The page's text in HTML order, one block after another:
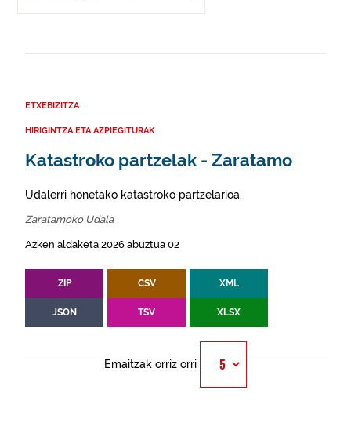
ETXEBIZITZA
HIRIGINTZA ETA AZPIEGITURAK
Katastroko partzelak - Zaratamo
Udalerri honetako katastroko partzelarioa.
Zaratamoko Udala
Azken aldaketa 2026 abuztua 02
ZIP CSV XML
JSON TSV XLSX
Emaitzak orriz orri